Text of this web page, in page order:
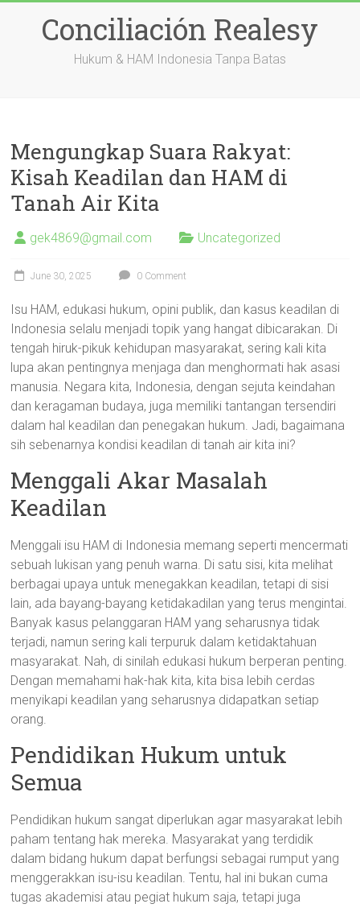
Conciliación Realesy
Hukum & HAM Indonesia Tanpa Batas
Mengungkap Suara Rakyat:
Kisah Keadilan dan HAM di
Tanah Air Kita
gek4869@gmail.com Uncategorized
June 30, 2025 0 Comment
Isu HAM, edukasi hukum, opini publik, dan kasus keadilan di
Indonesia selalu menjadi topik yang hangat dibicarakan. Di
tengah hiruk-pikuk kehidupan masyarakat, sering kali kita
lupa akan pentingnya menjaga dan menghormati hak asasi
manusia. Negara kita, Indonesia, dengan sejuta keindahan
dan keragaman budaya, juga memiliki tantangan tersendiri
dalam hal keadilan dan penegakan hukum. Jadi, bagaimana
sih sebenarnya kondisi keadilan di tanah air kita ini?
Menggali Akar Masalah
Keadilan
Menggali isu HAM di Indonesia memang seperti mencermati
sebuah lukisan yang penuh warna. Di satu sisi, kita melihat
berbagai upaya untuk menegakkan keadilan, tetapi di sisi
lain, ada bayang-bayang ketidakadilan yang terus mengintai.
Banyak kasus pelanggaran HAM yang seharusnya tidak
terjadi, namun sering kali terpuruk dalam ketidaktahuan
masyarakat. Nah, di sinilah edukasi hukum berperan penting.
Dengan memahami hak-hak kita, kita bisa lebih cerdas
menyikapi keadilan yang seharusnya didapatkan setiap
orang.
Pendidikan Hukum untuk
Semua
Pendidikan hukum sangat diperlukan agar masyarakat lebih
paham tentang hak mereka. Masyarakat yang terdidik
dalam bidang hukum dapat berfungsi sebagai rumput yang
menggerakkan isu-isu keadilan. Tentu, hal ini bukan cuma
tugas akademisi atau pegiat hukum saja, tetapi juga